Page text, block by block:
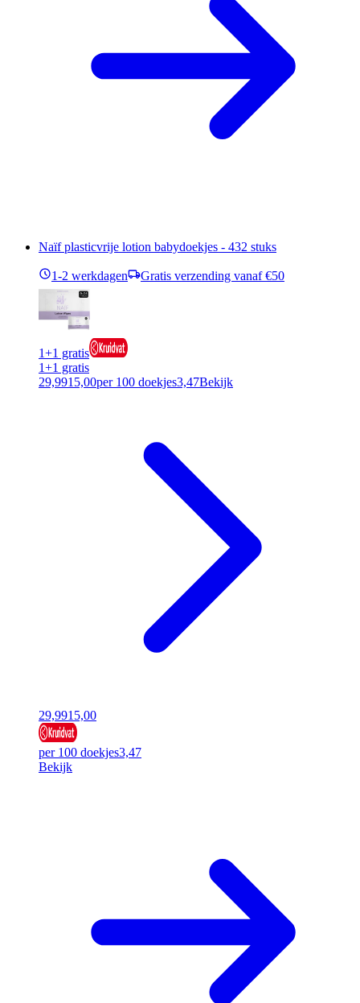
Naïf plasticvrije lotion babydoekjes - 432 stuks
1-2 werkdagen Gratis verzending vanaf €50
1+1 gratis
1+1 gratis
29,9915,00per 100 doekjes3,47Bekijk
29,9915,00
per 100 doekjes3,47
Bekijk